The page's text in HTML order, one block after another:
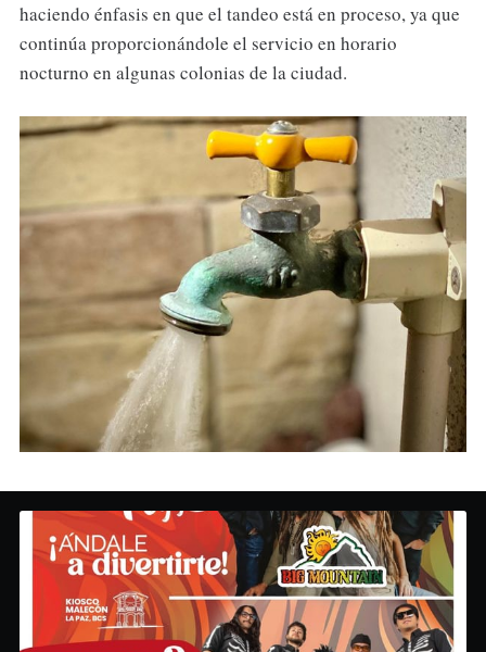
haciendo énfasis en que el tandeo está en proceso, ya que
continúa proporcionándole el servicio en horario
nocturno en algunas colonias de la ciudad.